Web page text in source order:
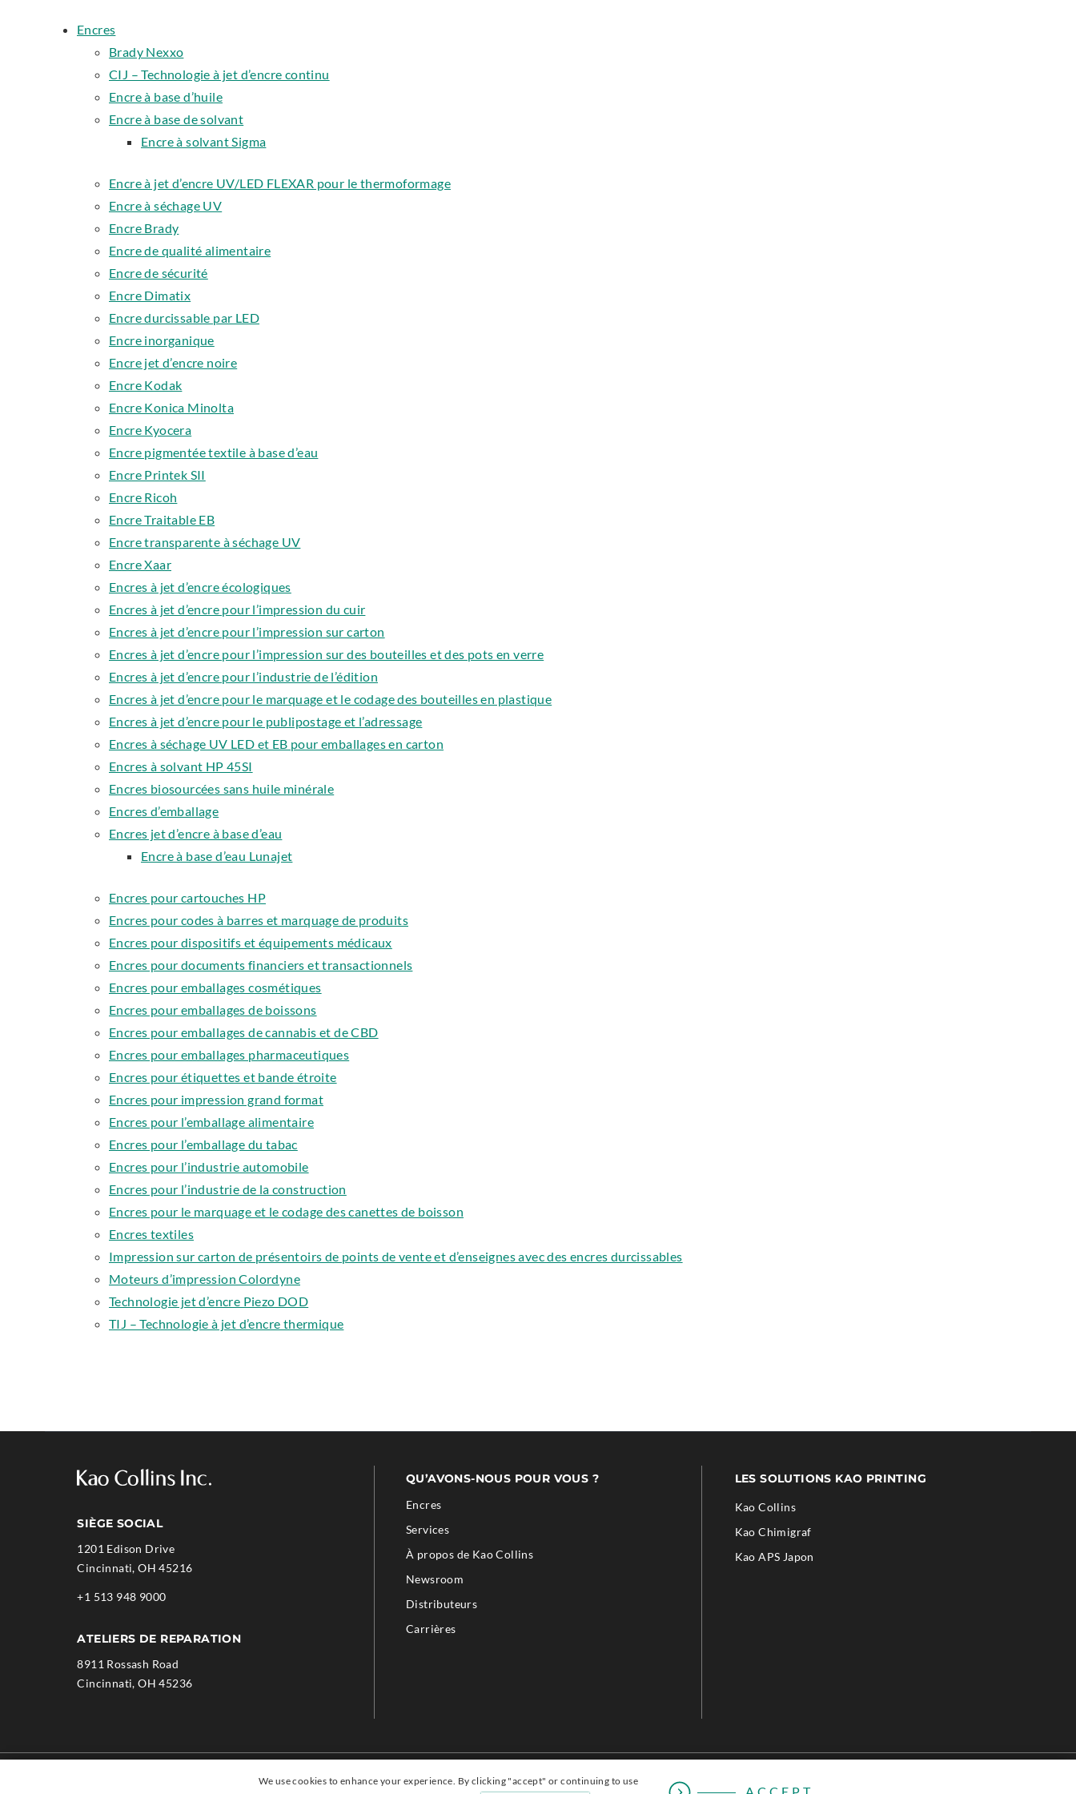
Encres
Brady Nexxo
CIJ – Technologie à jet d’encre continu
Encre à base d’huile
Encre à base de solvant
Encre à solvant Sigma
Encre à jet d’encre UV/LED FLEXAR pour le thermoformage
Encre à séchage UV
Encre Brady
Encre de qualité alimentaire
Encre de sécurité
Encre Dimatix
Encre durcissable par LED
Encre inorganique
Encre jet d’encre noire
Encre Kodak
Encre Konica Minolta
Encre Kyocera
Encre pigmentée textile à base d’eau
Encre Printek SII
Encre Ricoh
Encre Traitable EB
Encre transparente à séchage UV
Encre Xaar
Encres à jet d’encre écologiques
Encres à jet d’encre pour l’impression du cuir
Encres à jet d’encre pour l’impression sur carton
Encres à jet d’encre pour l’impression sur des bouteilles et des pots en verre
Encres à jet d’encre pour l’industrie de l’édition
Encres à jet d’encre pour le marquage et le codage des bouteilles en plastique
Encres à jet d’encre pour le publipostage et l’adressage
Encres à séchage UV LED et EB pour emballages en carton
Encres à solvant HP 45SI
Encres biosourcées sans huile minérale
Encres d’emballage
Encres jet d’encre à base d’eau
Encre à base d’eau Lunajet
Encres pour cartouches HP
Encres pour codes à barres et marquage de produits
Encres pour dispositifs et équipements médicaux
Encres pour documents financiers et transactionnels
Encres pour emballages cosmétiques
Encres pour emballages de boissons
Encres pour emballages de cannabis et de CBD
Encres pour emballages pharmaceutiques
Encres pour étiquettes et bande étroite
Encres pour impression grand format
Encres pour l’emballage alimentaire
Encres pour l’emballage du tabac
Encres pour l’industrie automobile
Encres pour l’industrie de la construction
Encres pour le marquage et le codage des canettes de boisson
Encres textiles
Impression sur carton de présentoirs de points de vente et d’enseignes avec des encres durcissables
Moteurs d’impression Colordyne
Technologie jet d’encre Piezo DOD
TIJ – Technologie à jet d’encre thermique
SIÈGE SOCIAL
1201 Edison Drive
Cincinnati,OH 45216.
in
window.
+1 513 948 9000.
Link.
in
new
ATELIERS DE REPARATION
8911 Rossash Road
Cincinnati,OH 45236.
in
QU’AVONS-NOUS POUR VOUS ?
Encres
Services
À propos de Kao Collins
Newsroom
Distributeurs
Carrières
LES SOLUTIONS KAO PRINTING
Kao Collins
Kao Chimigraf.
Kao APS Japon
Copyright © 1994-2026 Kao Collins Corporation.
Facebook
. LinkedIn
. YouTube
.
We use cookies to enhance your experience. By clicking "accept" or continuing to use